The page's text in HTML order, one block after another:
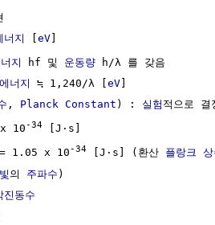
너지 [eV]
지 hf 및 운동량 h/λ 를 갖음
에너지 ≒ 1,240/λ [ eV
, Planck Constant ) : 실험 적으로
10
-34 [J·s]
1.05 x 10-34 [J·s] (환산 플랑크 상
빛 의 주파수 )
진동수